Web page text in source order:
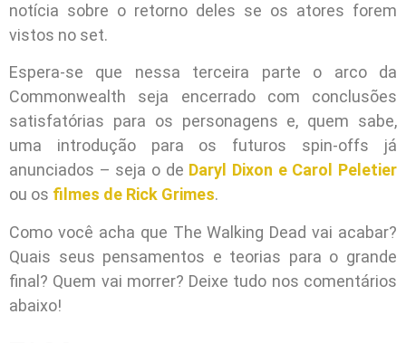
notícia sobre o retorno deles se os atores forem
vistos no set.
Espera-se que nessa terceira parte o arco da
Commonwealth seja encerrado com conclusões
satisfatórias para os personagens e, quem sabe,
uma introdução para os futuros spin-offs já
anunciados – seja o de Daryl Dixon e Carol Peletier
ou os filmes de Rick Grimes.
Como você acha que The Walking Dead vai acabar?
Quais seus pensamentos e teorias para o grande
final? Quem vai morrer? Deixe tudo nos comentários
abaixo!